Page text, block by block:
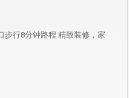
步行8分钟路程 精致装修，家